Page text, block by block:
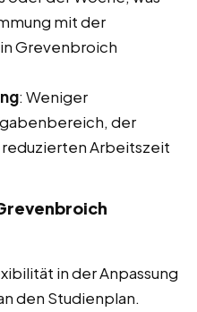
mit der
Grevenbroich
: Weniger
der
Arbeitszeit
in der Anpassung
den Studienplan.